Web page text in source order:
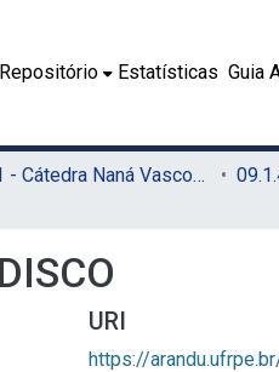
Estatísticas Guia
09.1 - Cátedra Naná Vasconcelos (CNV)
URI
https://